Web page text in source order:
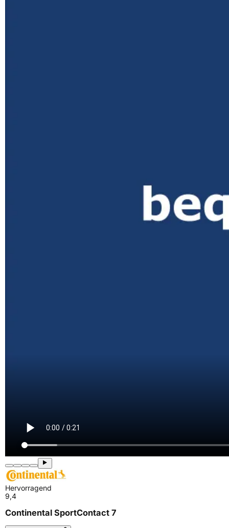
Hervorragend
9,4
Continental SportContact 7